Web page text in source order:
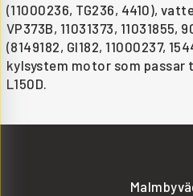
(11000236, TG236, 4410),
VP373B, 11031373, 11031855,
(8149182, GI182, 11000237,
kylsystem motor som passar
L150D.